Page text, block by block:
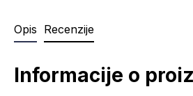
Opis Recenzije
Informacije o